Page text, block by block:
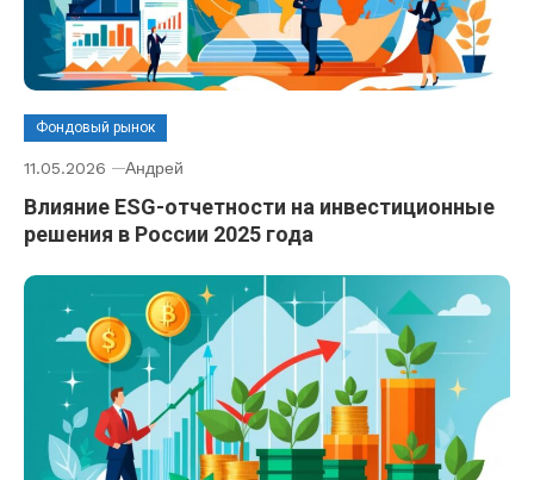
Фондовый рынок
11.05.2026 Андрей
Влияние ESG-отчетности на инвестиционные
решения в России 2025 года